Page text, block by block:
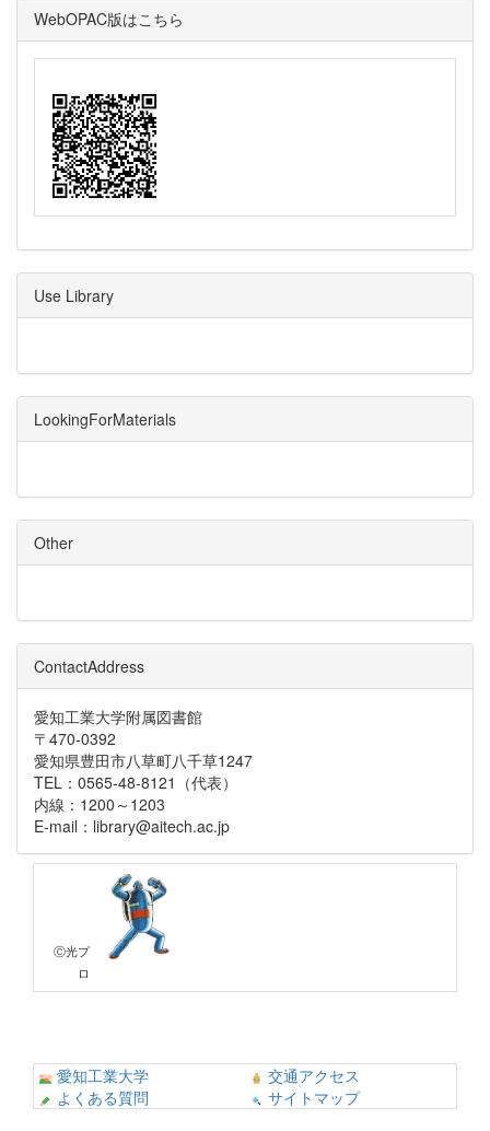
WebOPAC版はこちら
Use Library
LookingForMaterials
Other
ContactAddress
愛知工業大学附属図書館
〒470-0392
愛知県豊田市八草町八千草1247
TEL：0565-48-8121（代表）
内線：1200～1203
E-mail：library@aitech.ac.jp
Ⓒ光プ
ロ
愛知工業大学
交通アクセス
よくある質問
サイトマップ